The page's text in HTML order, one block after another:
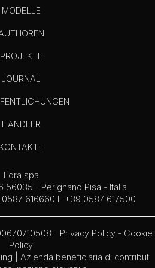
MODELLE
PROJEKTE
JOURNAL
HÄNDLER
KONTAKTE
Edra spa
56035 - Perignano Pisa - Italia
616660 F +39 0587 617500
- Privacy Policy- Cookie
Policy
| Azienda beneficiaria di contributi